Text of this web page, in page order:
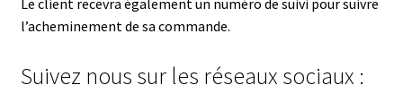
Le client recevra également un numéro de suivi pour suivre
l’acheminement de sa commande.
Suivez nous sur les réseaux sociaux :